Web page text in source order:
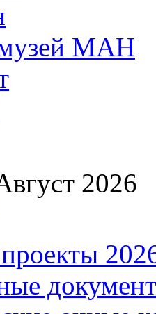
МАН
2026